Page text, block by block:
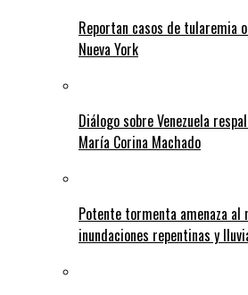
Reportan casos de tularemia
Nueva York
Diálogo sobre Venezuela
María Corina Machado
Potente tormenta amenaza al
inundaciones repentinas y